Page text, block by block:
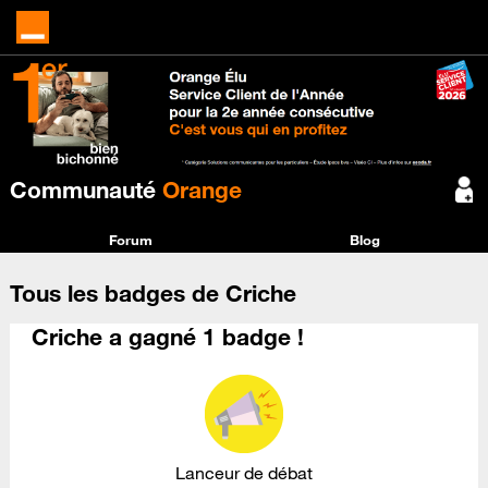
Communauté Orange
Forum Blog
Tous les badges de Criche
Criche a gagné 1 badge !
Lanceur de débat